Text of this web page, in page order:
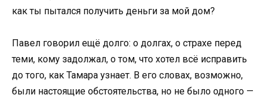
как ты пытался получить деньги за мой дом?
Павел говорил ещё долго: о долгах, о страхе перед
теми, кому задолжал, о том, что хотел всё исправить
до того, как Тамара узнает. В его словах, возможно,
были настоящие обстоятельства, но не было одного —